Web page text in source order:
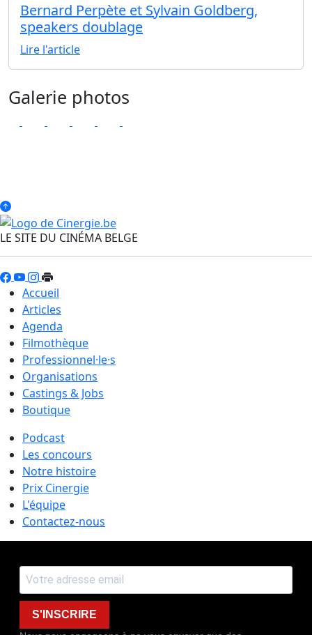
Bernard Perpète et Sylvain Goldberg,
speakers doublage
Lire l'article
Galerie photos
LE SITE DU CINÉMA BELGE
Accueil
Articles
Agenda
Filmothèque
Professionnel·le·s
Organisations
Castings & Jobs
Boutique
Podcast
Les concours
Notre histoire
Prix Cinergie
L'équipe
Contactez-nous
S'INSCRIRE